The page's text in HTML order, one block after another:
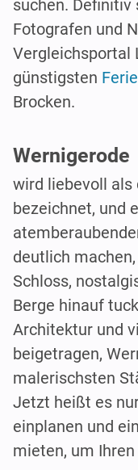
suchen.
Fotografen und
Vergleichsportal
günstigsten
Brocken.
Wernigerode
wird liebevoll als
bezeichnet, und
deutlich
Schloss,
Berge hinauf
Architektur und
beigetragen,
malerischsten
Jetzt heißt es
einplanen und ein
mieten, um